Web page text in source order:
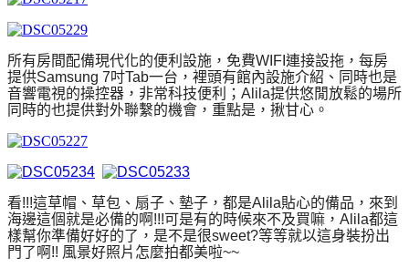
所有房間配備現代化的便利設施，免費WIFI連接設拖，每房
提供Samsung 7吋Tab一台，裡頭有館內設施介紹、同時也是
音響電視的操控器，非常科技便利；Alila提供悠閒放鬆的場所
同時的也提供對外聯繫的機會，重點是，揪甘心 。
看!!!這草帽、草包、扇子、墊子，都是Alila貼心的備品，來到
海邊這個就是必備的啊!!!可是有的時候來不及買嘛，Alila都這
樣幫你準備好好的了，是不是很sweet?等等就以這身裝扮出
門了啊!! 風景好照片怎麼拍都美啦~~